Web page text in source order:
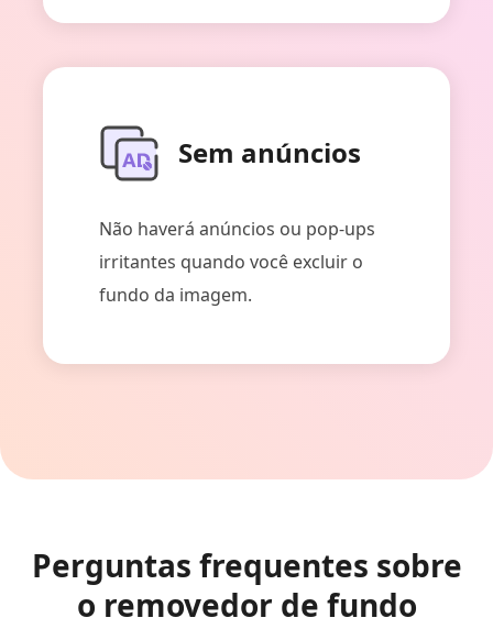
Sem anúncios
Não haverá anúncios ou pop-ups
irritantes quando você excluir o
fundo da imagem.
Perguntas frequentes sobre
o removedor de fundo